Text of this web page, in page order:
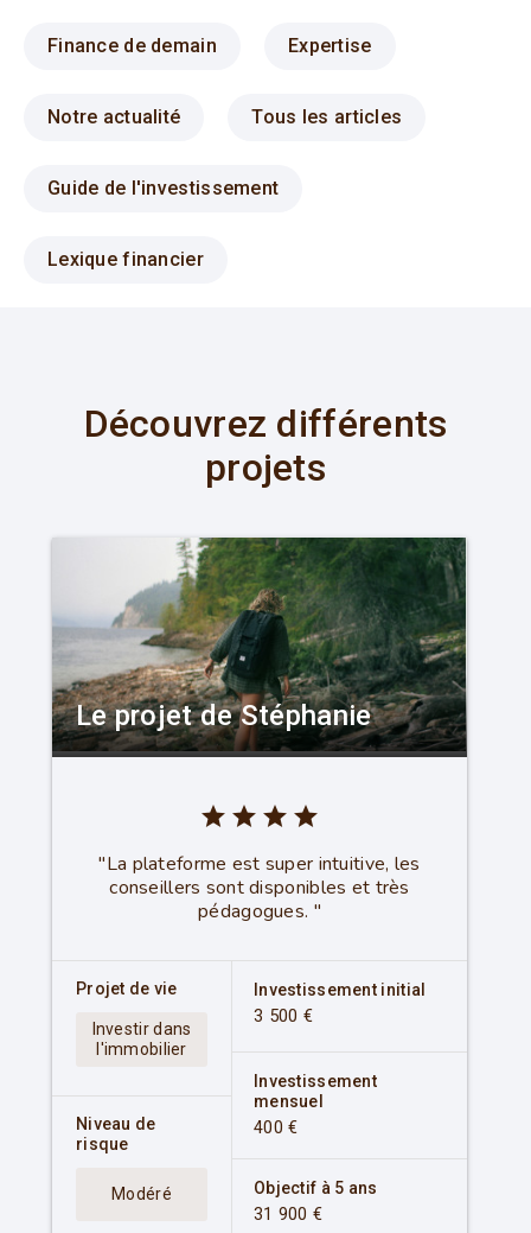
Finance de demain Expertise
Notre actualité Tous les articles
Guide de l'investissement
Lexique financier
Découvrez différents
projets
Le projet de Stéphanie
star star star star
"La plateforme est super intuitive, les
conseillers sont disponibles et très
pédagogues. "
Projet de vie
Investir dans
l'immobilier
Niveau de
risque
Modéré
Investissement initial
3 500 €
Investissement
mensuel
400 €
Objectif à 5 ans
31 900 €